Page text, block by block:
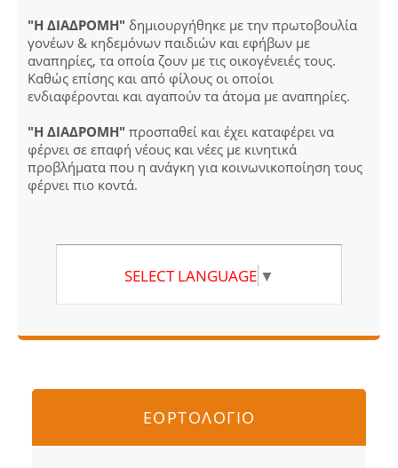
"Η ΔΙΑΔΡΟΜΗ" δημιουργήθηκε με την πρωτοβουλία
γονέων & κηδεμόνων παιδιών και εφήβων με
αναπηρίες, τα οποία ζουν με τις οικογένειές τους.
Καθώς επίσης και από φίλους οι οποίοι
ενδιαφέρονται και αγαπούν τα άτομα με αναπηρίες.
"Η ΔΙΑΔΡΟΜΗ" προσπαθεί και έχει καταφέρει να
φέρνει σε επαφή νέους και νέες με κινητικά
προβλήματα που η ανάγκη για κοινωνικοποίηση τους
φέρνει πιο κοντά.
SELECT LANGUAGE ▼
ΕΟΡΤΟΛΟΓΙΟ